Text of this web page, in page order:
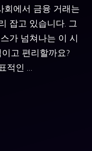
회에서 금융 거래는
잡고 있습니다. 그
가 넘쳐나는 이 시
고 편리할까요?
적인 …